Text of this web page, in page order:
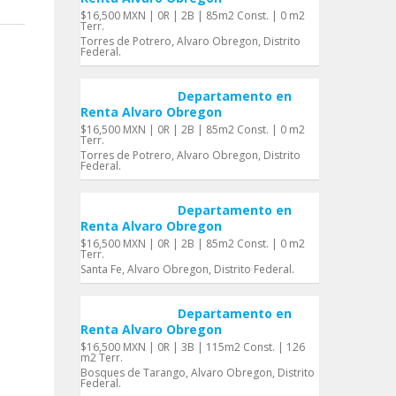
$16,500 MXN | 0R | 2B | 85m2 Const. | 0 m2
Terr.
Torres de Potrero, Alvaro Obregon, Distrito
Federal.
Departamento en
Renta Alvaro Obregon
$16,500 MXN | 0R | 2B | 85m2 Const. | 0 m2
Terr.
Torres de Potrero, Alvaro Obregon, Distrito
Federal.
Departamento en
Renta Alvaro Obregon
$16,500 MXN | 0R | 2B | 85m2 Const. | 0 m2
Terr.
Santa Fe, Alvaro Obregon, Distrito Federal.
Departamento en
Renta Alvaro Obregon
$16,500 MXN | 0R | 3B | 115m2 Const. | 126
m2 Terr.
Bosques de Tarango, Alvaro Obregon, Distrito
Federal.